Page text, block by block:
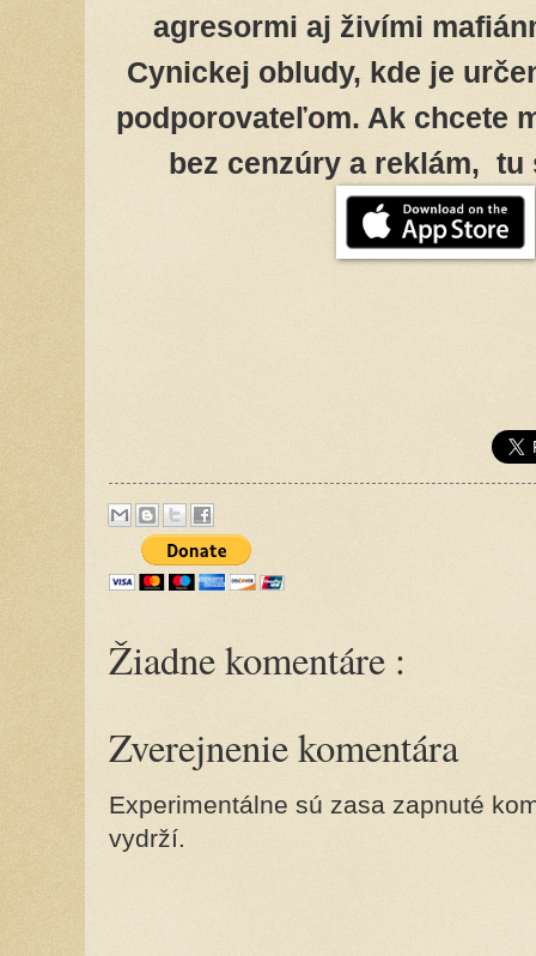
agresormi aj živími
Cynickej obludy, kde je
podporovateľom. Ak chcete
bez cenzúry a reklám,
Žiadne komentáre :
Zverejnenie komentára
Experimentálne sú zasa zapnuté
vydrží.